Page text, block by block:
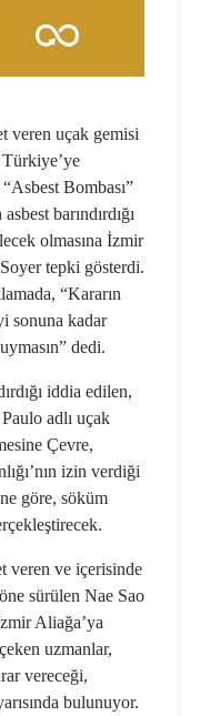
veren uçak gemisi
Bombası”
barındırdığı
olmasına İzmir
tepki gösterdi.
“Kararın
sonuna kadar
dedi.
iddia edilen,
adlı uçak
Çevre,
izin verdiği
göre, söküm
veren ve içerisinde
sürülen Nae Sao
Aliağa’ya
uzmanlar,
vereceği,
bulunuyor.